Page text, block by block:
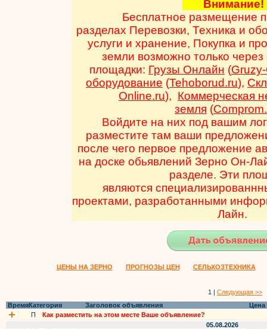
Бесплатное размещение
разделах Перевозки, Техника и
услуги и хранение, Покупка и
земли возможно только
площадки: Грузы Онлайн (
оборудование (Tehoborud.ru),
Online.ru), Коммерческая
земля (
Войдите на них под вашим
разместите там ваши
после чего первое предложение
на доске обьявлений Зерно Он-
разделе. Эти
являются
проектами, разработанными
Лайн.
ЦЕНЫ НА ЗЕРНО ПРОГНОЗЫ ЦЕН СЕЛЬХОЗТЕХНИКА
1 | Следующая >>
ВремяКатегория Заголовок объявления
Цена
П
Как разместить на этом месте Ваше объявление?
05.08.2026